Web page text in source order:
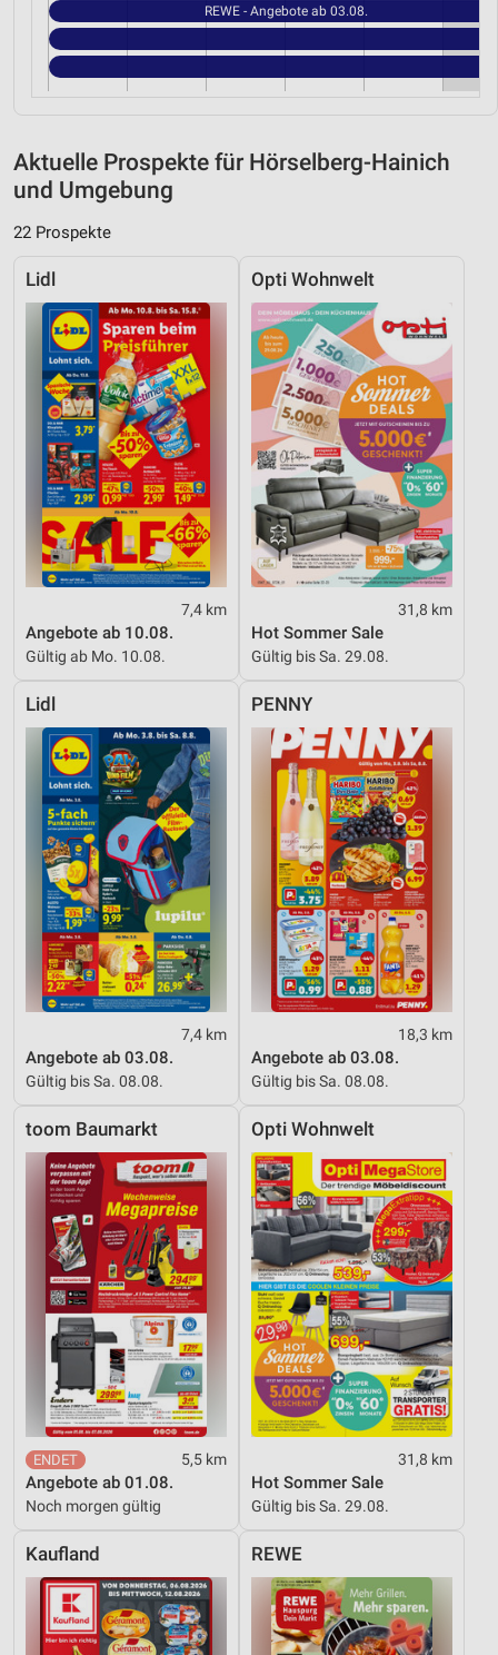
REWE - Angebote ab 03.08.
Aktuelle Prospekte für Hörselberg-Hainich
und Umgebung
22 Prospekte
Lidl
7,4 km
Angebote ab 10.08.
Gültig ab Mo. 10.08.
Opti Wohnwelt
31,8 km
Hot Sommer Sale
Gültig bis Sa. 29.08.
Lidl
7,4 km
Angebote ab 03.08.
Gültig bis Sa. 08.08.
PENNY
18,3 km
Angebote ab 03.08.
Gültig bis Sa. 08.08.
toom Baumarkt
5,5 km
Angebote ab 01.08.
Noch morgen gültig
Opti Wohnwelt
31,8 km
Hot Sommer Sale
Gültig bis Sa. 29.08.
Kaufland REWE